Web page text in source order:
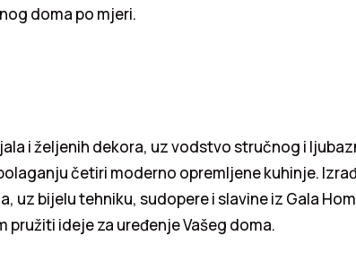
doma po mjeri.
i željenih dekora, uz vodstvo stručnog i
četiri moderno opremljene kuhinje.
uz bijelu tehniku, sudopere i slavine iz Gala
pružiti ideje za uređenje Vašeg doma.